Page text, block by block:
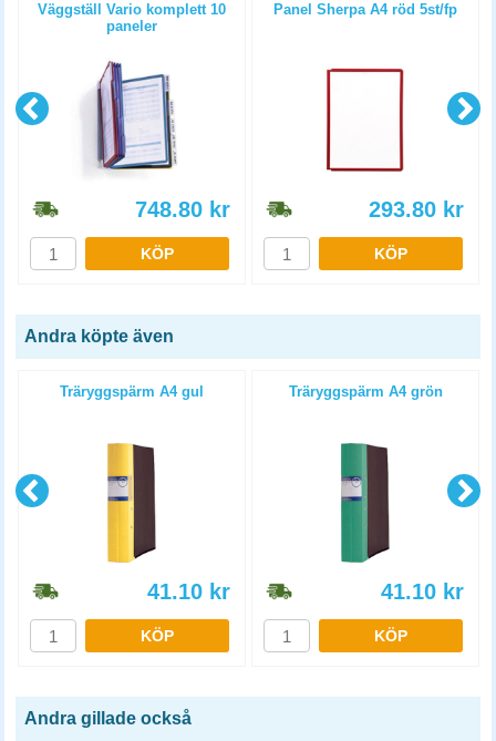
Väggställ Vario komplett 10
paneler
748.80 kr
KÖP
Panel Sherpa A4 röd 5st/fp
293.80 kr
KÖP
Andra köpte även
Träryggspärm A4 gul
41.10 kr
KÖP
Träryggspärm A4 grön
41.10 kr
KÖP
Andra gillade också